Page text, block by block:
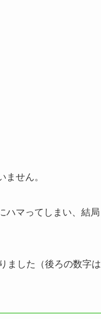
せん。
ハマってしまい、結局
ました（後ろの数字は